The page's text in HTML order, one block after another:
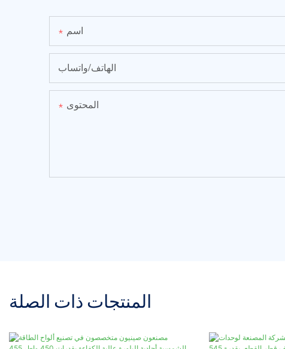
اسم
الهاتف/واتساب
المحتوى
المنتجات ذات الصلة